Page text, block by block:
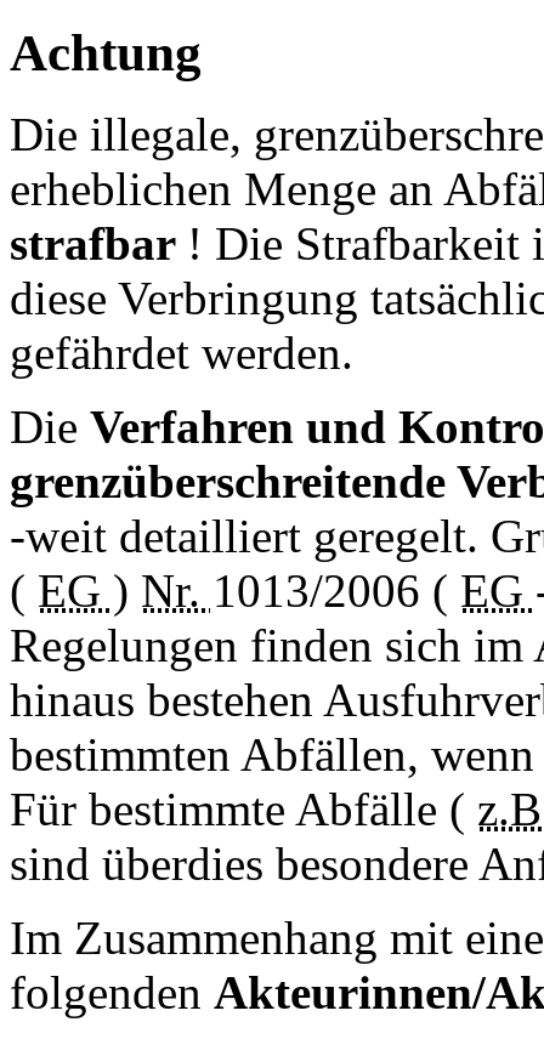
Achtung
Die illegale,
erheblichen Menge an
strafbar ! Die Strafbarkeit
diese Verbringung
gefährdet werden.
Die Verfahren und
grenzüberschreitende
-weit detailliert geregelt.
( EG ) Nr. 1013/2006 ( EG
Regelungen finden sich
hinaus bestehen
bestimmten Abfällen,
Für bestimmte Abfälle (
sind überdies besondere
Im Zusammenhang mit
folgenden Akteurinnen/